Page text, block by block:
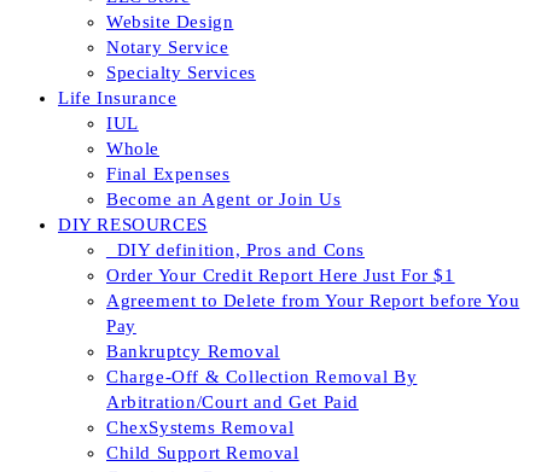
Website Design
Notary Service
Specialty Services
Life Insurance
IUL
Whole
Final Expenses
Become an Agent or Join Us
DIY RESOURCES
_DIY definition, Pros and Cons
Order Your Credit Report Here Just For $1
Agreement to Delete from Your Report before You
Pay
Bankruptcy Removal
Charge-Off & Collection Removal By
Arbitration/Court and Get Paid
ChexSystems Removal
Child Support Removal